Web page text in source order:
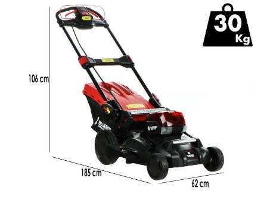
Klimaanlagen – Klimageräte
Knetmaschinen
Knochensägen
Kompressoren - elektrisch
Kompressoren für Ernte und Baumschnitt
Kreiseleggen
Küchenreiben - elektrisch
Kükenaufzuchtboxen
Laderampe aus Aluminium
Laubsauger - Laubbläser
Effeuno
Enotecnica Pillan
Eschenfelder